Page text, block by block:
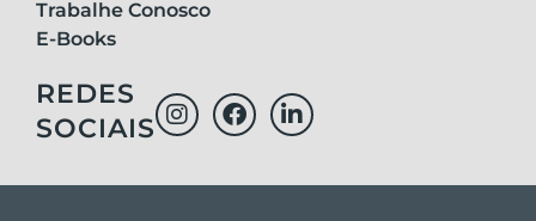
Trabalhe Conosco
E-Books
REDES
SOCIAIS